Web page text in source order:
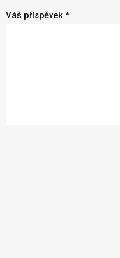
Váš příspěvek *